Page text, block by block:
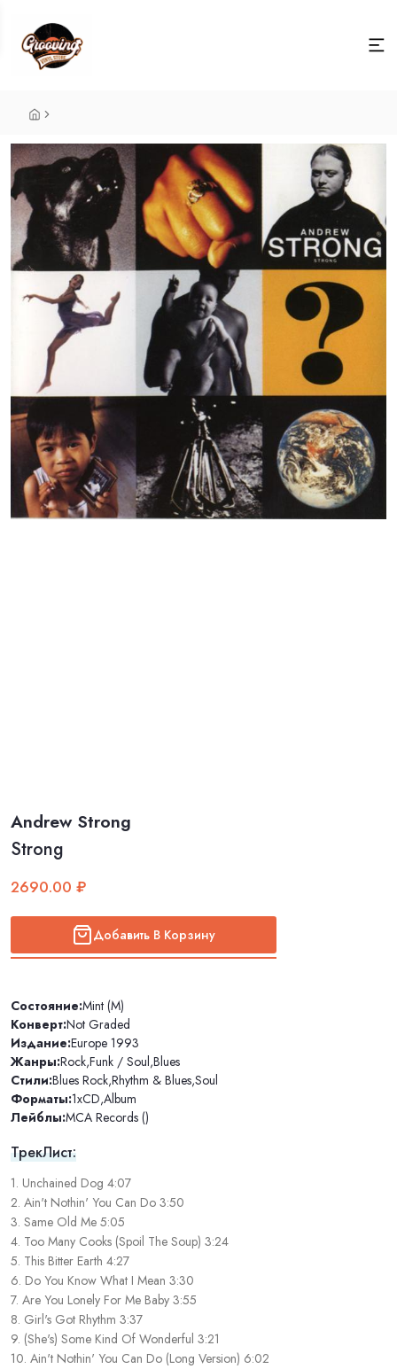
Andrew Strong
Strong
2690.00 ₽
Добавить В Корзину
Состояние:Mint (M)
Конверт:Not Graded
Издание:Europe 1993
Жанры:Rock,Funk / Soul,Blues
Стили:Blues Rock,Rhythm & Blues,Soul
Форматы:1xCD,Album
Лейблы:MCA Records ()
ТрекЛист:
1. Unchained Dog 4:07
2. Ain't Nothin' You Can Do 3:50
3. Same Old Me 5:05
4. Too Many Cooks (Spoil The Soup) 3:24
5. This Bitter Earth 4:27
6. Do You Know What I Mean 3:30
7. Are You Lonely For Me Baby 3:55
8. Girl's Got Rhythm 3:37
9. (She's) Some Kind Of Wonderful 3:21
10. Ain't Nothin' You Can Do (Long Version) 6:02